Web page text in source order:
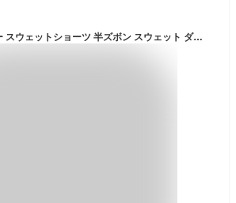
WTW (U)ダブルティー スウェットショーツ 半ズボン スウェット ダブルティー パンツ その他のパンツ グレー ネイビー【送料無料】